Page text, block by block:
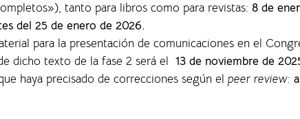
tanto para libros como para revistas:8 de
del 25 de enero de 2026.
para la presentación de comunicaciones en el
dicho texto de la fase 2 será el 13 de noviembre de
haya precisado de correcciones según elpeer review: